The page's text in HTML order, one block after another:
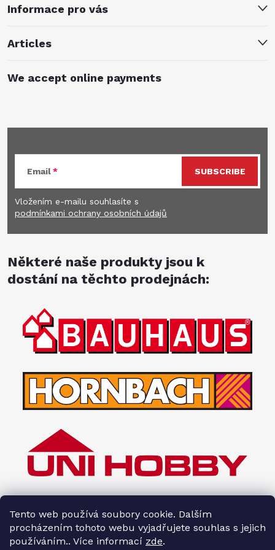
Tento web používá soubory cookie. Dalším
procházením tohoto webu vyjadřujete souhlas s jejich
používáním.. Více informací zde.
Informace pro vás
Articles
We accept online payments
Email
Vložením e-mailu souhlasíte s
podmínkami ochrany osobních údajů
SUBSCRIBE
Některé naše produkty jsou k
dostání na těchto prodejnách: